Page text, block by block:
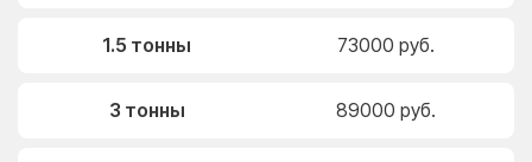
1.5 тонны 73000 руб.
3 тонны 89000 руб.